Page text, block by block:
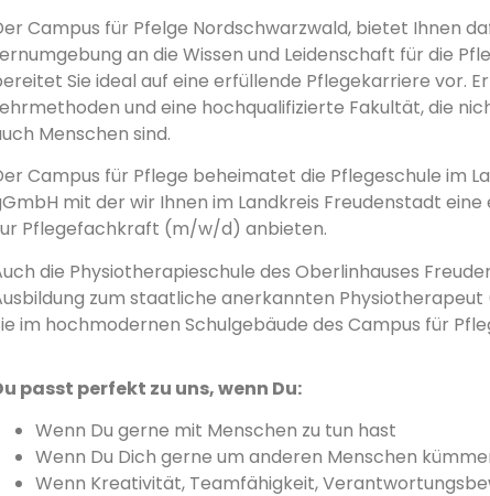
Campus für Pfelge Nordschwarzwald, bietet Ihnen
an die Wissen und Leidenschaft für die
Sie ideal auf eine erfüllende Pflegekarriere vor.
und eine hochqualifizierte Fakultät, die
Menschen sind.
Campus für Pflege beheimatet die Pflegeschule im
mit der wir Ihnen im Landkreis Freudenstadt
Pflegefachkraft (m/w/d) anbieten.
die Physiotherapieschule des Oberlinhauses
zum staatliche anerkannten
im hochmodernen Schulgebäude des Campus für
passt perfekt zu uns, wenn Du:
Wenn Du gerne mit Menschen zu tun hast
Wenn Du Dich gerne um anderen Menschen
Wenn Kreativität, Teamfähigkeit,